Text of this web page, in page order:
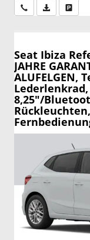
Wir rufen Sie an
PDF-Datei,
Seat Ibiza
JAHRE
8,25"/